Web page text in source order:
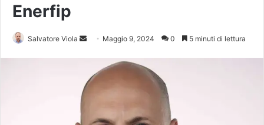
Enerfip
Salvatore Viola
Invia Maggio 9, 2024 0 5 minuti di lettura